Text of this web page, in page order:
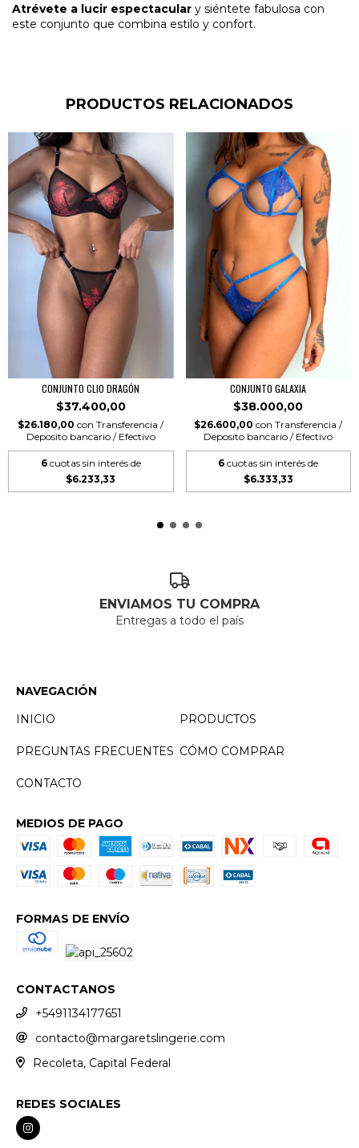
Atrévete a lucir espectacular y siéntete fabulosa con
este conjunto que combina estilo y confort.
PRODUCTOS RELACIONADOS
CONJUNTO CLIO DRAGÓN
$37.400,00
$26.180,00con Transferencia /
Deposito bancario / Efectivo
6 cuotas sin interés de
$6.233,33
CONJUNTO GALAXIA
$38.000,00
$26.600,00con Transferencia /
Deposito bancario / Efectivo
6 cuotas sin interés de
$6.333,33
ENVIAMOS TU COMPRA
Entregas a todo el país
NAVEGACIÓN
INICIO
PRODUCTOS
PREGUNTAS FRECUENTES CÓMO COMPRAR
CONTACTO
MEDIOS DE PAGO
FORMAS DE ENVÍO
CONTACTANOS
+5491134177651
contacto@margaretslingerie.com
Recoleta, Capital Federal
REDES SOCIALES